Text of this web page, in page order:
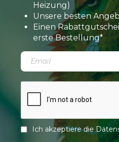
Heizung)
Unsere besten
Einen
erste Bestellung*
Ich akzeptiere die